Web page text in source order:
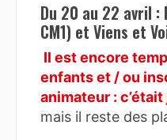
Du 20 au 22 avril :
CM1) et Viens et
Il est encore
enfants et / ou
animateur : c’était
mais il reste des